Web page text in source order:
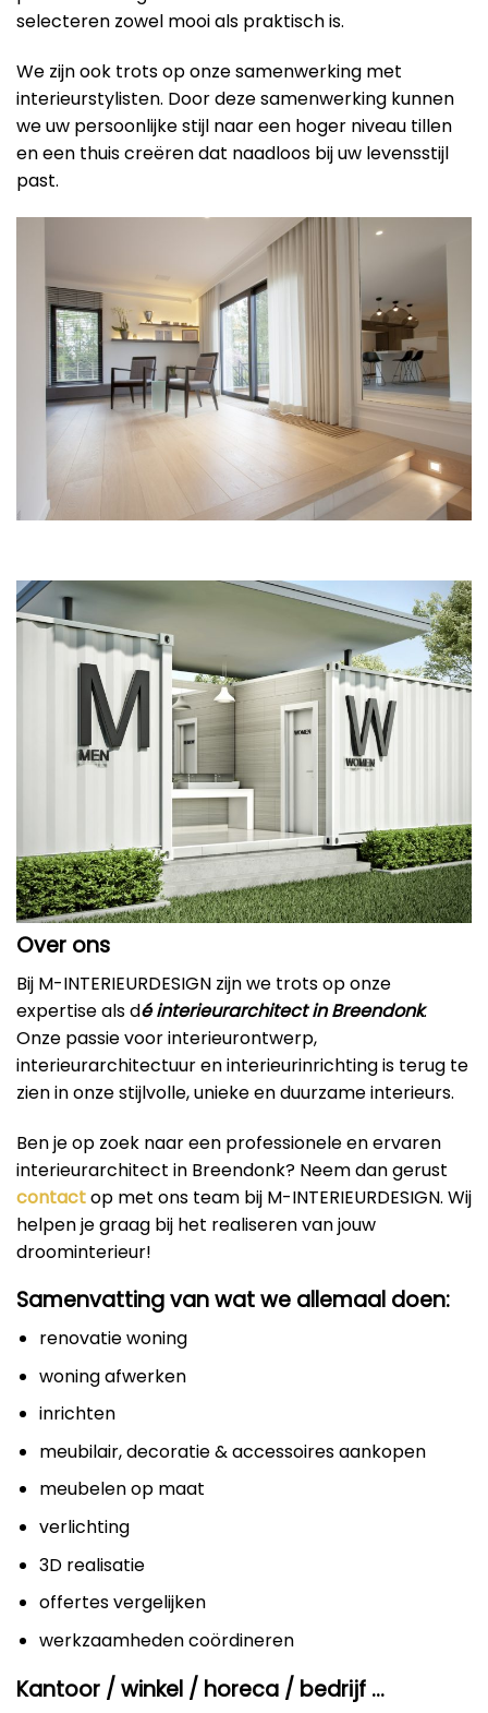
selecteren zowel mooi als praktisch is.
We zijn ook trots op onze samenwerking met
interieurstylisten. Door deze samenwerking kunnen
we uw persoonlijke stijl naar een hoger niveau tillen
en een thuis creëren dat naadloos bij uw levensstijl
past.
Over ons
Bij M-INTERIEURDESIGN zijn we trots op onze
expertise als dé interieurarchitect in Breendonk.
Onze passie voor interieurontwerp,
interieurarchitectuur en interieurinrichting is terug te
zien in onze stijlvolle, unieke en duurzame interieurs.
Ben je op zoek naar een professionele en ervaren
interieurarchitect in Breendonk? Neem dan gerust
contactop met ons team bij M-INTERIEURDESIGN. Wij
helpen je graag bij het realiseren van jouw
droominterieur!
Samenvatting van wat we allemaal doen:
renovatie woning
woning afwerken
inrichten
meubilair, decoratie & accessoires aankopen
meubelen op maat
verlichting
3D realisatie
offertes vergelijken
werkzaamheden coördineren
Kantoor / winkel / horeca / bedrijf …